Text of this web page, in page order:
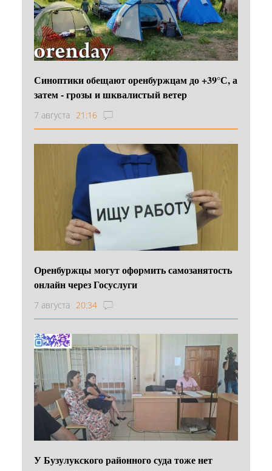
Синоптики обещают оренбуржцам до +39°С, а
затем - грозы и шквалистый ветер
7 августа 21:16
Оренбуржцы могут оформить самозанятость
онлайн через Госуслуги
7 августа 20:34
У Бузулукского районного суда тоже нет